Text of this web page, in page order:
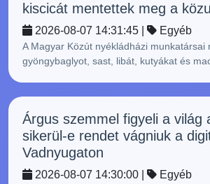
kiscicát mentettek meg a
2026-08-07 14:31:45 | Egyéb
A Magyar Közút nyékládházi munkatársai
gyöngybaglyot, sast, libát, kutyákat és
Árgus szemmel figyeli a világ
sikerül-e rendet vágniuk a
Vadnyugaton
2026-08-07 14:30:00 | Egyéb